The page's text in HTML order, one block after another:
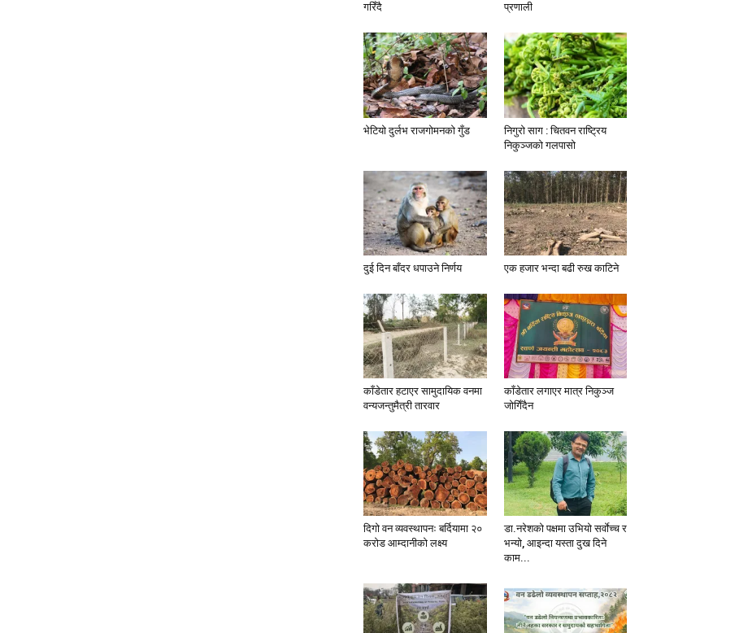
गरिँदै
प्रणाली
भेटियो दुर्लभ राजगोमनको गुँड
निगुरो साग : चितवन राष्ट्रिय
निकुञ्जको गलपासो
दुई दिन बाँदर धपाउने निर्णय एक हजार भन्दा बढी रुख काटिने
काँडेतार हटाएर सामुदायिक वनमा
वन्यजन्तुमैत्री तारवार
काँडेतार लगाएर मात्र निकुञ्ज
जोगिँदैन
दिगो वन व्यवस्थापनः बर्दियामा २०
करोड आम्दानीको लक्ष्य
डा.नरेशको पक्षमा उभियो सर्वाेच्च र
भन्यो, आइन्दा यस्ता दुख दिने
काम...